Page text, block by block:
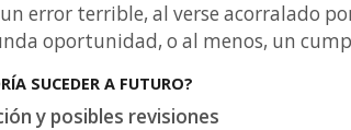
error terrible, al verse acorralado
oportunidad, o al menos, un
SUCEDER A FUTURO?
y posibles revisiones